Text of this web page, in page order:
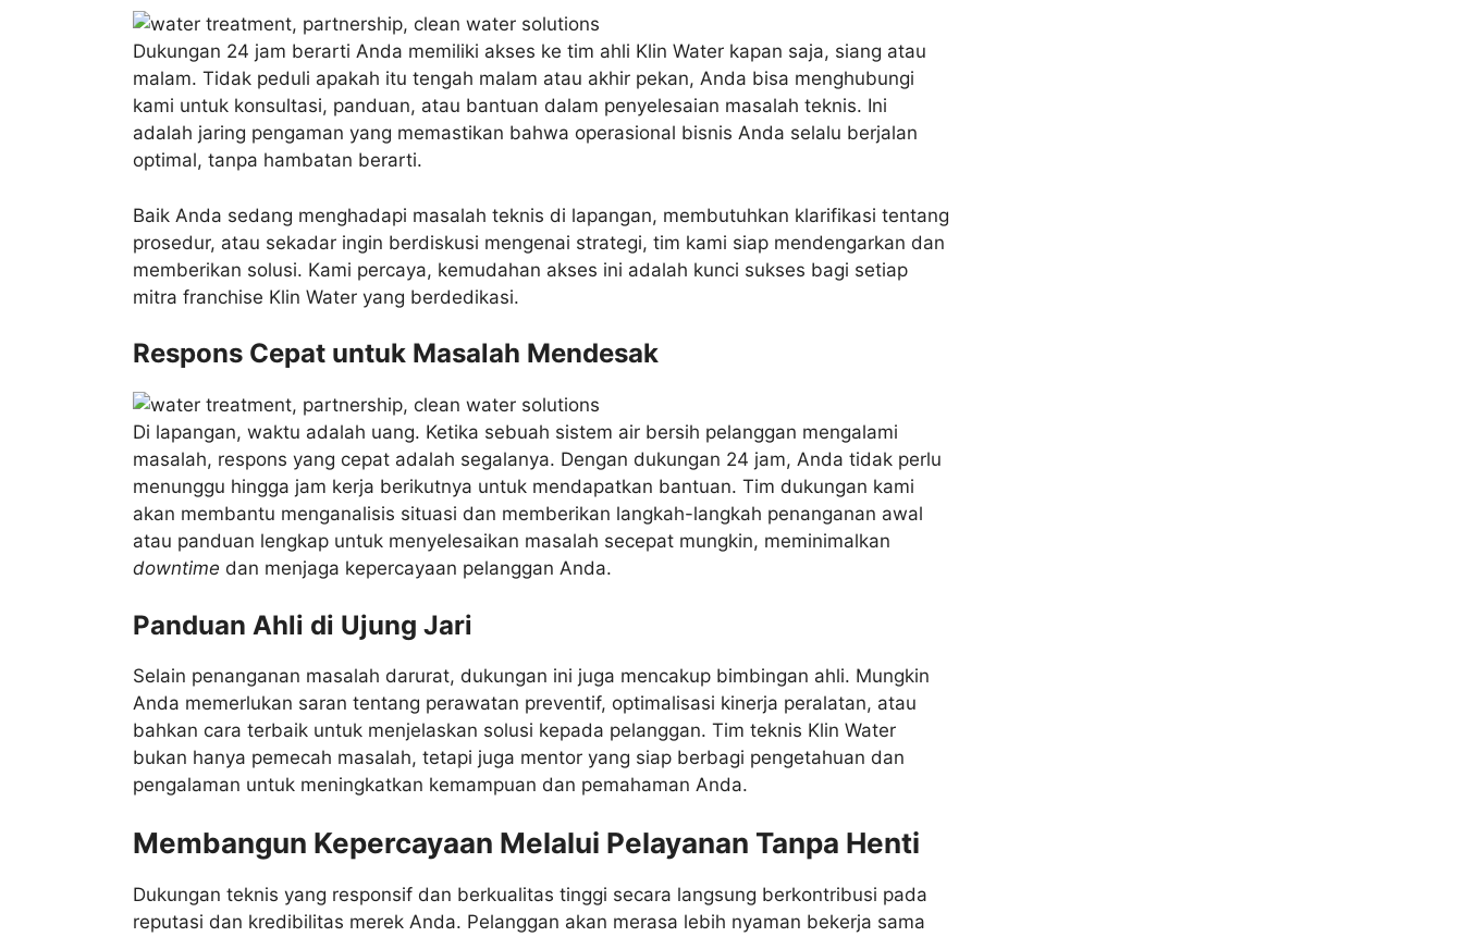
Dukungan 24 jam berarti Anda memiliki akses ke tim ahli Klin Water kapan saja, siang atau
malam. Tidak peduli apakah itu tengah malam atau akhir pekan, Anda bisa menghubungi
kami untuk konsultasi, panduan, atau bantuan dalam penyelesaian masalah teknis. Ini
adalah jaring pengaman yang memastikan bahwa operasional bisnis Anda selalu berjalan
optimal, tanpa hambatan berarti.
Baik Anda sedang menghadapi masalah teknis di lapangan, membutuhkan klarifikasi tentang
prosedur, atau sekadar ingin berdiskusi mengenai strategi, tim kami siap mendengarkan dan
memberikan solusi. Kami percaya, kemudahan akses ini adalah kunci sukses bagi setiap
mitra franchise Klin Water yang berdedikasi.
Respons Cepat untuk Masalah Mendesak
Di lapangan, waktu adalah uang. Ketika sebuah sistem air bersih pelanggan mengalami
masalah, respons yang cepat adalah segalanya. Dengan dukungan 24 jam, Anda tidak perlu
menunggu hingga jam kerja berikutnya untuk mendapatkan bantuan. Tim dukungan kami
akan membantu menganalisis situasi dan memberikan langkah-langkah penanganan awal
atau panduan lengkap untuk menyelesaikan masalah secepat mungkin, meminimalkan
downtime dan menjaga kepercayaan pelanggan Anda.
Panduan Ahli di Ujung Jari
Selain penanganan masalah darurat, dukungan ini juga mencakup bimbingan ahli. Mungkin
Anda memerlukan saran tentang perawatan preventif, optimalisasi kinerja peralatan, atau
bahkan cara terbaik untuk menjelaskan solusi kepada pelanggan. Tim teknis Klin Water
bukan hanya pemecah masalah, tetapi juga mentor yang siap berbagi pengetahuan dan
pengalaman untuk meningkatkan kemampuan dan pemahaman Anda.
Membangun Kepercayaan Melalui Pelayanan Tanpa Henti
Dukungan teknis yang responsif dan berkualitas tinggi secara langsung berkontribusi pada
reputasi dan kredibilitas merek Anda. Pelanggan akan merasa lebih nyaman bekerja sama